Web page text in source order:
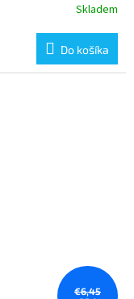
Skladem
Do košíka
€6,45